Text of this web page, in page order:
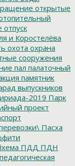
открытые
отпуск
и Коростелёва
охота охрана
сооружения
пал палаточный
памятник
выпускников
2019 Парк
проект
Пасха
ПДД ПДН
педагогическая